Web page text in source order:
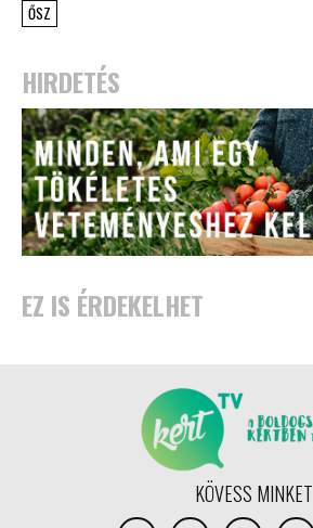
ŐSZ
HIRDETÉS
EZ IS ÉRDEKELHET
KÖVESS MINKET